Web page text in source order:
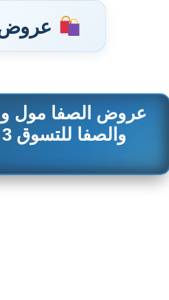
تخطى
المحتوى
عروض الصفا مول
والصفا للتسوق 3 حتى 5 فبراير